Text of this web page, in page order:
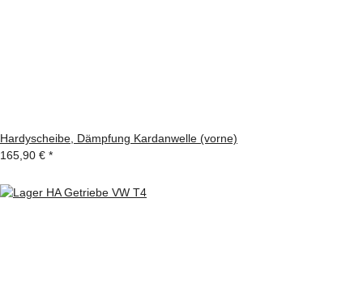
Hardyscheibe, Dämpfung Kardanwelle (vorne)
165,90 € *